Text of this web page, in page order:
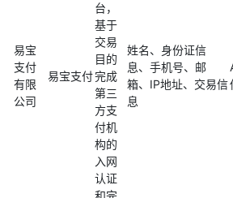
易宝
支付
有限
公司
易宝支付
台，
基于
交易
目的
完成
第三
方支
付机
构的
入网
认证
和完
姓名、身份证信
息、手机号、邮
箱、IP地址、交易信
息